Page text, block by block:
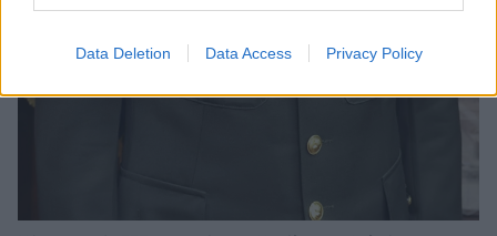
Data Deletion Data Access Privacy Policy